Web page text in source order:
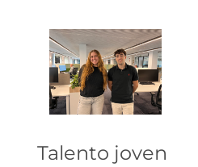
Talento joven